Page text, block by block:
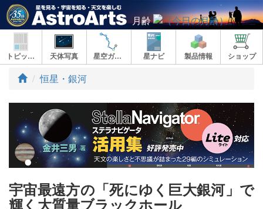
月齢
トピックス 天体写真 星空ガイド 星ナビ 製品情報 ショップ
ト
プ
恒星・銀河
宇宙最遠方の「死にゆく巨大銀河」で
輝く大質量ブラックホール